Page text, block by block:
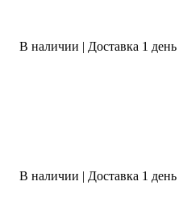
В наличии | Доставка 1 день
В наличии | Доставка 1 день